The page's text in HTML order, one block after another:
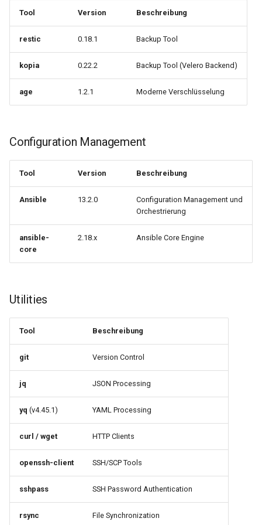
5. Teste Custom Images
Troubleshooting
Image Build schlägt fehl
Package Installation schlägt
Container startet nicht
Permission-Probleme mit
Zusammenhang mit anderen
Konzepten
0.11.12
0.11.11
0.11.7
0.11.6
0.11.5
0.11.1
0.11.0
Tool Version Beschreibung
restic 0.18.1 Backup Tool
kopia 0.22.2 Backup Tool (Velero Backend)
age 1.2.1 Moderne Verschlüsselung
Configuration Management
Tool Version Beschreibung
Ansible 13.2.0
Configuration Management und
Orchestrierung
ansible-
core
2.18.x Ansible Core Engine
Utilities
Tool Beschreibung
git Version Control
jq JSON Processing
yq (v4.45.1) YAML Processing
curl / wget HTTP Clients
openssh-client SSH/SCP Tools
sshpass SSH Password Authentication
rsync File Synchronization